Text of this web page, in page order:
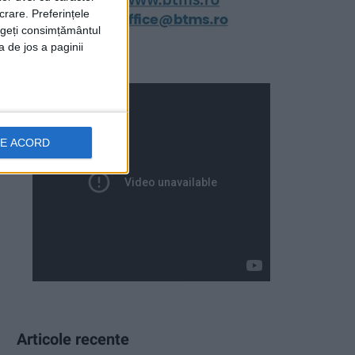
Preferințele
consimțământul
de jos a paginii
ACORD
Articole recente